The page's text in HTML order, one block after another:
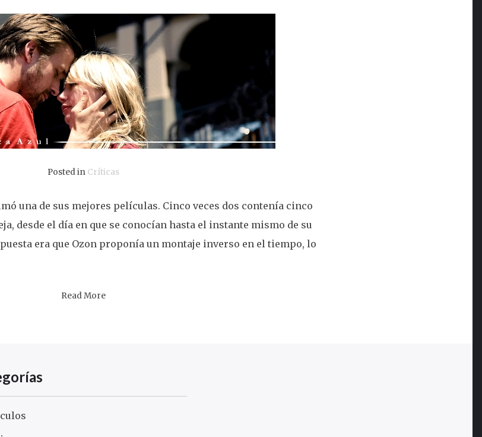
Posted in Críticas
una de sus mejores películas. Cinco veces dos contenía cinco
desde el día en que se conocían hasta el instante mismo de su
era que Ozon proponía un montaje inverso en el tiempo, lo
Read More